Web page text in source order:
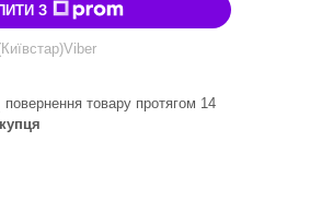
З
Київстар Viber
повернення товару протягом 14